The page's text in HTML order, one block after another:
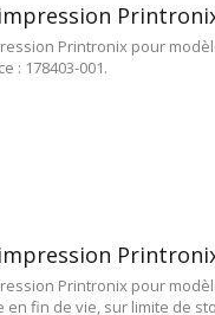
Printronix pour
: 178403-001.
Printronix pour
en fin de vie, sur limite de